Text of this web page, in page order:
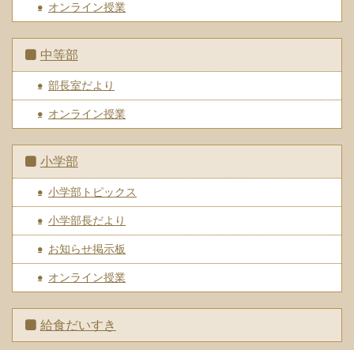
オンライン授業
中等部
部長室だより
オンライン授業
小学部
小学部トピックス
小学部長だより
お知らせ掲示板
オンライン授業
給食だいすき